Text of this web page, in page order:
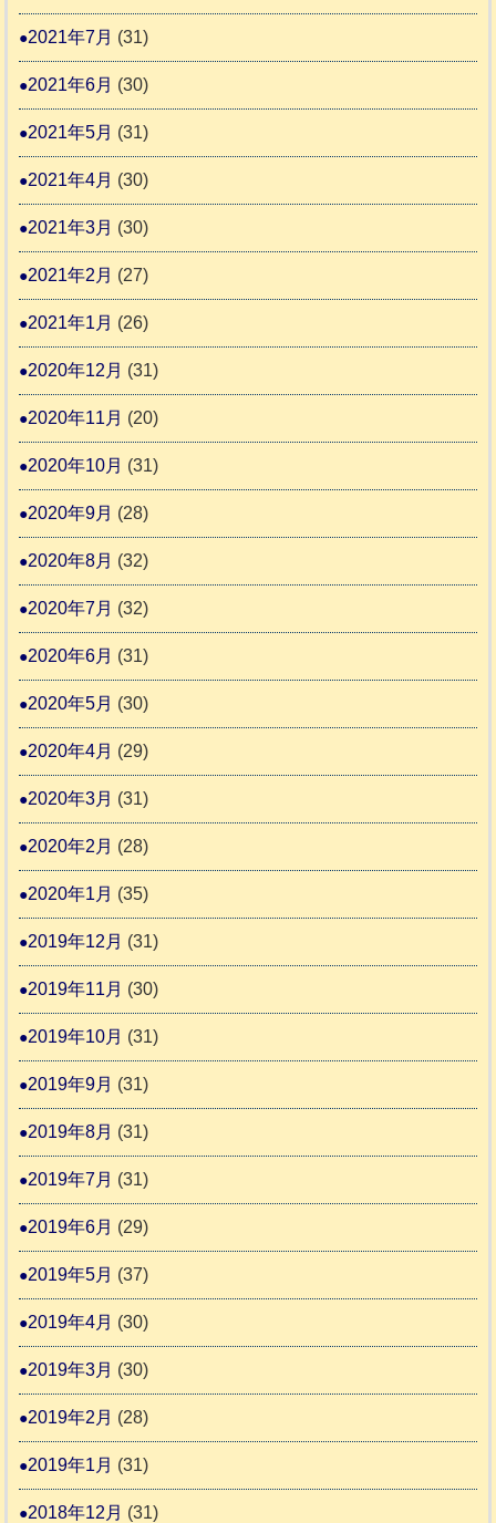
2021年7月 (31)
2021年6月 (30)
2021年5月 (31)
2021年4月 (30)
2021年3月 (30)
2021年2月 (27)
2021年1月 (26)
2020年12月 (31)
2020年11月 (20)
2020年10月 (31)
2020年9月 (28)
2020年8月 (32)
2020年7月 (32)
2020年6月 (31)
2020年5月 (30)
2020年4月 (29)
2020年3月 (31)
2020年2月 (28)
2020年1月 (35)
2019年12月 (31)
2019年11月 (30)
2019年10月 (31)
2019年9月 (31)
2019年8月 (31)
2019年7月 (31)
2019年6月 (29)
2019年5月 (37)
2019年4月 (30)
2019年3月 (30)
2019年2月 (28)
2019年1月 (31)
2018年12月 (31)